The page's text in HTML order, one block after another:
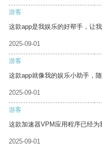
游客
这款app是我娱乐的好帮手，让
2025-09-01
游客
这款app就像我的娱乐小助手，
2025-09-01
游客
这款加速器VPM应用程序已经为
2025-09-01